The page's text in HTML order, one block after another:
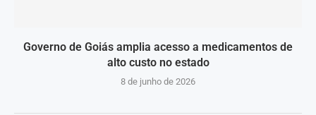
Governo de Goiás amplia acesso a medicamentos de
alto custo no estado
8 de junho de 2026